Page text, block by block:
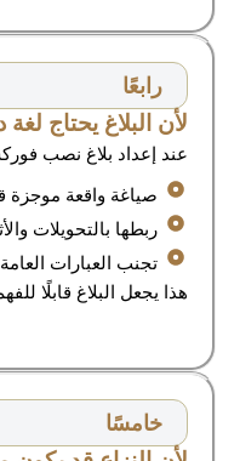
رابعًا
لأن البلاغ يحتاج
عند إعداد بلاغ نصب
صياغة واقعة موجزة
ربطها بالتحويلات
تجنب العبارات
هذا يجعل البلاغ قابلًا
خامسًا